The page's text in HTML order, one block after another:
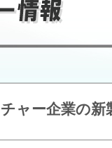
ャー企業の新